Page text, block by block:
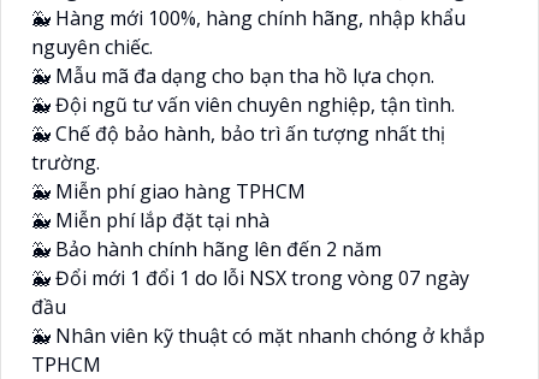
🐳 Hàng mới 100%, hàng chính hãng, nhập khẩu
nguyên chiếc.
🐳 Mẫu mã đa dạng cho bạn tha hồ lựa chọn.
🐳 Đội ngũ tư vấn viên chuyên nghiệp, tận tình.
🐳 Chế độ bảo hành, bảo trì ấn tượng nhất thị
trường.
🐳 Miễn phí giao hàng TPHCM
🐳 Miễn phí lắp đặt tại nhà
🐳 Bảo hành chính hãng lên đến 2 năm
🐳 Đổi mới 1 đổi 1 do lỗi NSX trong vòng 07 ngày
đầu
🐳 Nhân viên kỹ thuật có mặt nhanh chóng ở khắp
TPHCM